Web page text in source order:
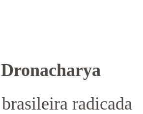
radicada